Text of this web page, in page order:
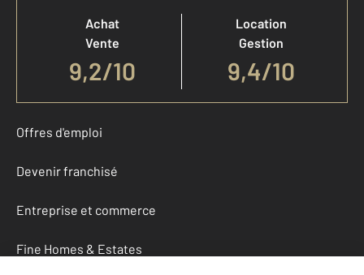
Achat
Vente
9,2/10
Location
Gestion
9,4/10
Offres d'emploi
Devenir franchisé
Entreprise et commerce
Fine Homes & Estates